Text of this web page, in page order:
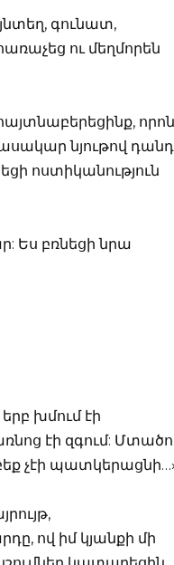
գունատ,
ու մեղմորեն
նյութով
ոստիկանություն
Ես բռնեցի նրա
խմում էի
էի զգում:
չէի
ով իմ կյանքի մի